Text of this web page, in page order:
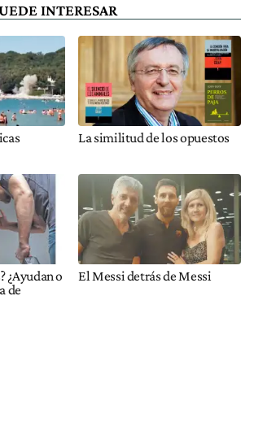
INTERESAR
La similitud de los opuestos
¿Ayudan o
de
El Messi detrás de Messi